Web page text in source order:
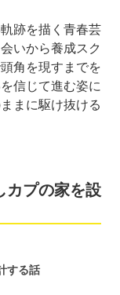
跡を描く青春芸
いから養成スク
角を現すまでを
信じて進む姿に
まに駆け抜ける
カプの家を設
する話